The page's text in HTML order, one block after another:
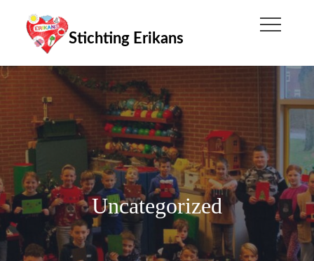
content
Stichting Erikans
Uncategorized